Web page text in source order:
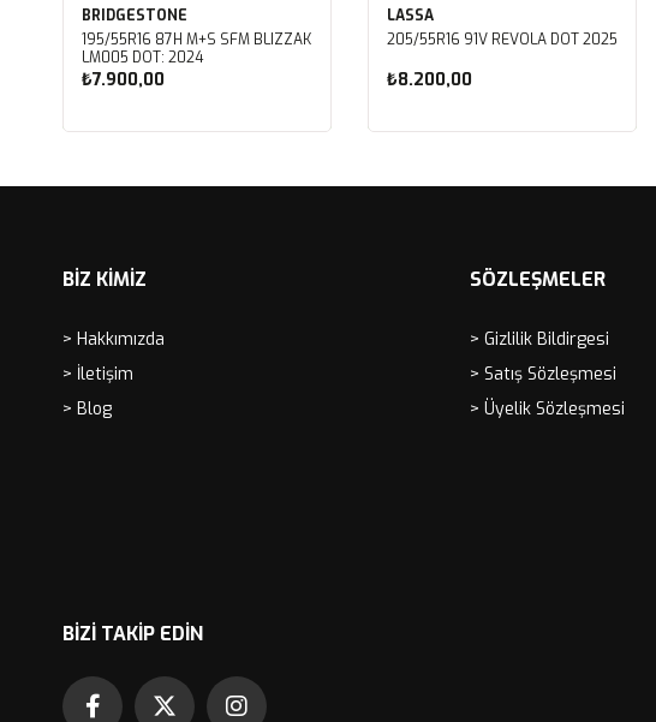
BRIDGESTONE
195/55R16 87H M+S SFM BLIZZAK
LM005 DOT: 2024
₺7.900,00
LASSA
205/55R16 91V REVOLA DOT 2025
₺8.200,00
BİZ KİMİZ
> Hakkımızda
> İletişim
> Blog
SÖZLEŞMELER
> Gizlilik Bildirgesi
> Satış Sözleşmesi
> Üyelik Sözleşmesi
BIZI TAKIP EDIN